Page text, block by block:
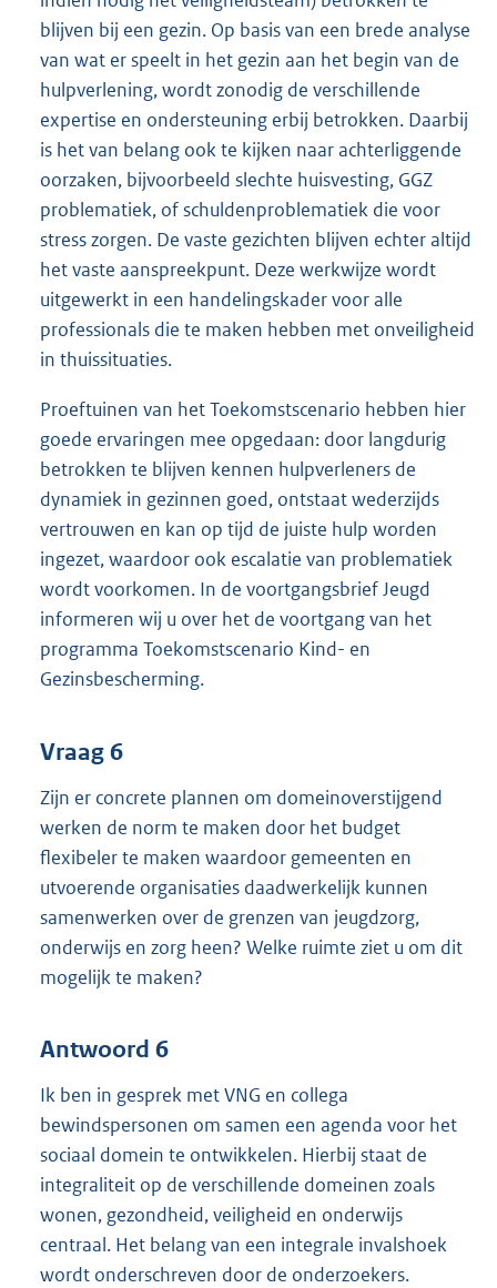
blijven bij een gezin. Op basis van een brede analyse
van wat er speelt in het gezin aan het begin van de
hulpverlening, wordt zonodig de verschillende
expertise en ondersteuning erbij betrokken. Daarbij
is het van belang ook te kijken naar achterliggende
oorzaken, bijvoorbeeld slechte huisvesting, GGZ
problematiek, of schuldenproblematiek die voor
stress zorgen. De vaste gezichten blijven echter altijd
het vaste aanspreekpunt. Deze werkwijze wordt
uitgewerkt in een handelingskader voor alle
professionals die te maken hebben met onveiligheid
in thuissituaties.
Proeftuinen van het Toekomstscenario hebben hier
goede ervaringen mee opgedaan: door langdurig
betrokken te blijven kennen hulpverleners de
dynamiek in gezinnen goed, ontstaat wederzijds
vertrouwen en kan op tijd de juiste hulp worden
ingezet, waardoor ook escalatie van problematiek
wordt voorkomen. In de voortgangsbrief Jeugd
informeren wij u over het de voortgang van het
programma Toekomstscenario Kind- en
Gezinsbescherming.
Vraag 6
Zijn er concrete plannen om domeinoverstijgend
werken de norm te maken door het budget
flexibeler te maken waardoor gemeenten en
utvoerende organisaties daadwerkelijk kunnen
samenwerken over de grenzen van jeugdzorg,
onderwijs en zorg heen? Welke ruimte ziet u om dit
mogelijk te maken?
Antwoord 6
Ik ben in gesprek met VNG en collega
bewindspersonen om samen een agenda voor het
sociaal domein te ontwikkelen. Hierbij staat de
integraliteit op de verschillende domeinen zoals
wonen, gezondheid, veiligheid en onderwijs
centraal. Het belang van een integrale invalshoek
wordt onderschreven door de onderzoekers.